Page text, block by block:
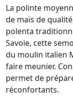
La polinte
de maïs de
polenta
Savoie, cette
du moulin italien
faire meunier.
permet de
réconfortants.